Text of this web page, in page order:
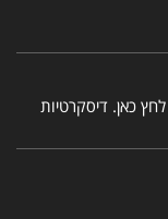
כאן. דיסקרטיות